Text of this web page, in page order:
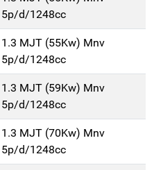
5p/d/1248cc
1.3 MJT (55Kw) Mnv
5p/d/1248cc
1.3 MJT (59Kw) Mnv
5p/d/1248cc
1.3 MJT (70Kw) Mnv
5p/d/1248cc